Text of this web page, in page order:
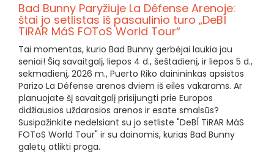
Bad Bunny Paryžiuje La Défense Arenoje:
štai jo setlistas iš pasaulinio turo „DeBÍ
TiRAR MáS FOToS World Tour“
Tai momentas, kurio Bad Bunny gerbėjai laukia jau
seniai! Šią savaitgalį, liepos 4 d., šeštadienį, ir liepos 5 d.,
sekmadienį, 2026 m., Puerto Riko dainininkas apsistos
Parizo La Défense arenos dviem iš eilės vakarams. Ar
planuojate šį savaitgalį prisijungti prie Europos
didžiausios uždarosios arenos ir esate smalsūs?
Susipažinkite nedelsiant su jo setliste "DeBÍ TiRAR MáS
FOToS World Tour" ir su dainomis, kurias Bad Bunny
galėtų atlikti proga.